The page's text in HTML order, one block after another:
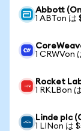
Abbott
1 ABTon は
1 CRWVon
Rocket
1 RKLBon
Linde plc
1 LINon は